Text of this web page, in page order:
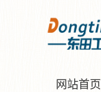
网站首页